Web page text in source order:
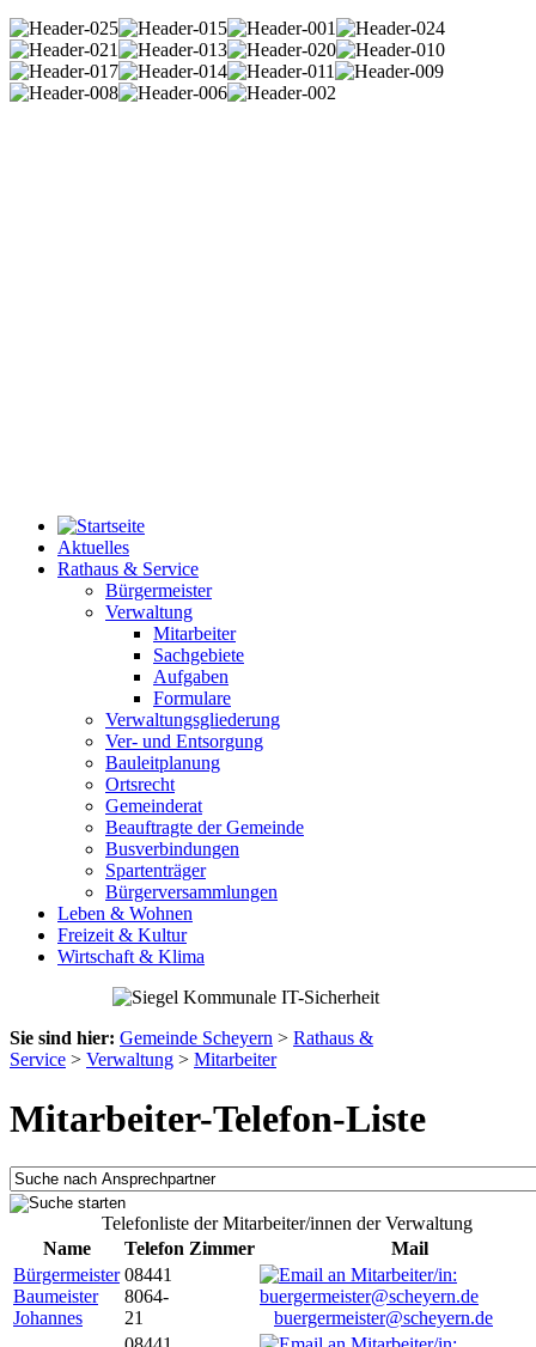
Aktuelles
Rathaus & Service
Bürgermeister
Verwaltung
Mitarbeiter
Sachgebiete
Aufgaben
Formulare
Verwaltungsgliederung
Ver- und Entsorgung
Bauleitplanung
Ortsrecht
Gemeinderat
Beauftragte der Gemeinde
Busverbindungen
Spartenträger
Bürgerversammlungen
Leben & Wohnen
Freizeit & Kultur
Wirtschaft & Klima
Sie sind hier: Gemeinde Scheyern > Rathaus &
Service > Verwaltung > Mitarbeiter
Mitarbeiter-Telefon-Liste
Telefonliste der Mitarbeiter/innen der Verwaltung
Name
Telefon Zimmer
Mail
Bürgermeister
Baumeister
Johannes
08441
8064-
21
buergermeister@scheyern.de